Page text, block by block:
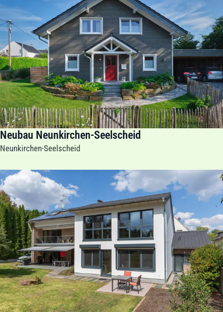
Neubau Neunkirchen-Seelscheid
Neunkirchen-Seelscheid